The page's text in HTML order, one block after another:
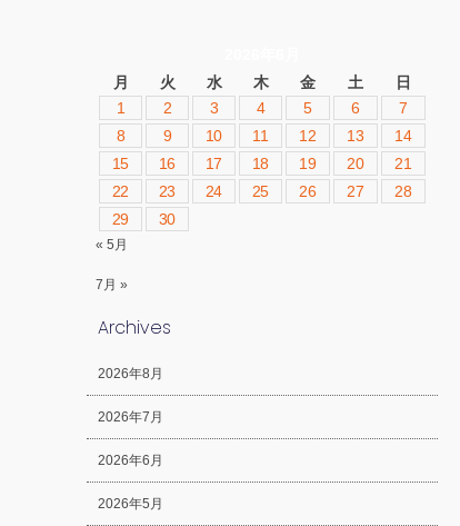
月
火 水 木 金 土
日
1
2 3 4 5 6
7
8
9 10 11 12 13
14
15
16 17 18 19 20
21
22
23 24 25 26 27
28
29
30
« 5月
7月 »
Archives
2026年8月
2026年7月
2026年6月
2026年5月